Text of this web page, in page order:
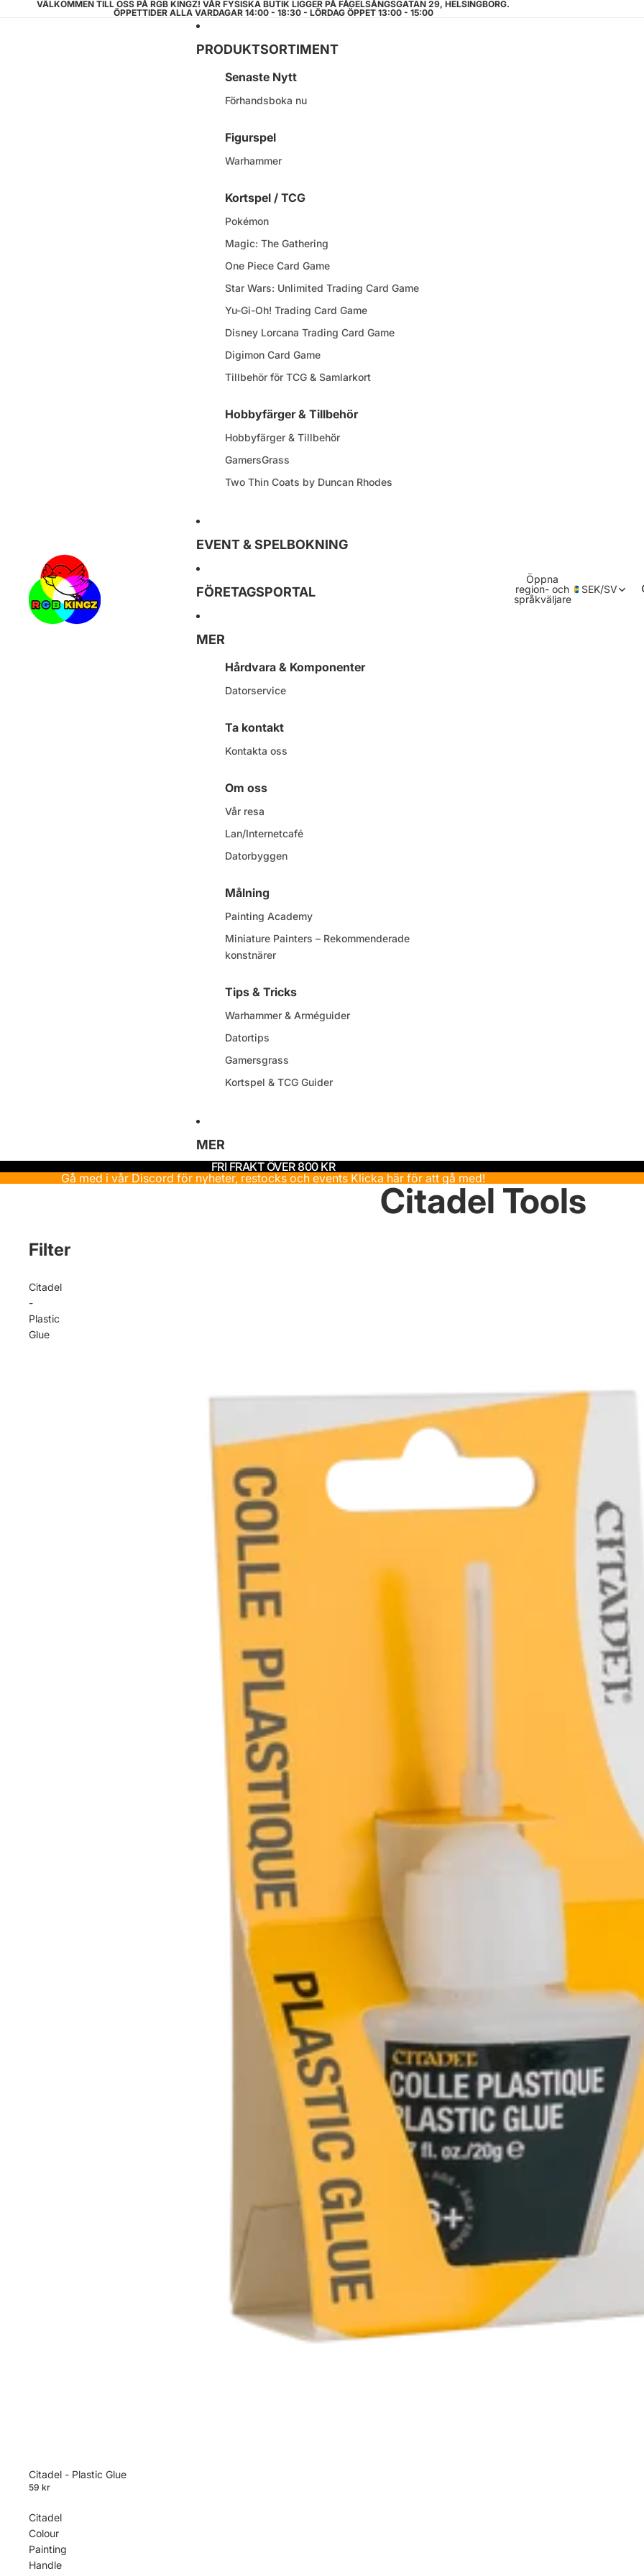
VÄLKOMMEN TILL OSS PÅ RGB KINGZ! VÅR FYSISKA BUTIK LIGGER PÅ FÅGELSÅNGSGATAN 29, HELSINGBORG.
ÖPPETTIDER ALLA VARDAGAR 14:00 - 18:30 - LÖRDAG ÖPPET 13:00 - 15:00
PRODUKTSORTIMENT
Senaste Nytt
Förhandsboka nu
Figurspel
Warhammer
Kortspel / TCG
Pokémon
Magic: The Gathering
One Piece Card Game
Star Wars: Unlimited Trading Card Game
Yu-Gi-Oh! Trading Card Game
Disney Lorcana Trading Card Game
Digimon Card Game
Tillbehör för TCG & Samlarkort
Hobbyfärger & Tillbehör
Hobbyfärger & Tillbehör
GamersGrass
Two Thin Coats by Duncan Rhodes
EVENT & SPELBOKNING
FÖRETAGSPORTAL
MER
Hårdvara & Komponenter
Datorservice
Ta kontakt
Kontakta oss
Om oss
Vår resa
Lan/Internetcafé
Datorbyggen
Målning
Painting Academy
Miniature Painters – Rekommenderade
konstnärer
Tips & Tricks
Warhammer & Arméguider
Datortips
Gamersgrass
Kortspel & TCG Guider
MER
Öppna
region- och
språkväljare
SEK/SV
FRI FRAKT ÖVER 800 KR
Gå med i vår Discord för nyheter, restocks och events Klicka här för att gå med!
Citadel Tools
Filter
Citadel
-
Plastic
Glue
Citadel - Plastic Glue
59 kr
Citadel
Colour
Painting
Handle